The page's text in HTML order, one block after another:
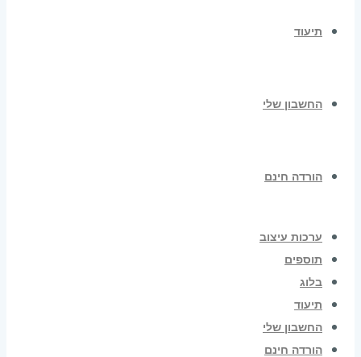
תיעוד
החשבון שלי
הורדה חינם
ערכות עיצוב
תוספים
בלוג
תיעוד
החשבון שלי
הורדה חינם